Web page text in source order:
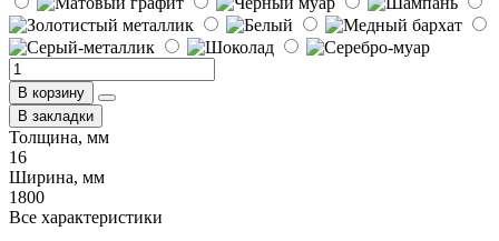
В корзину
В закладки
Толщина, мм
16
Ширина, мм
1800
Все характеристики